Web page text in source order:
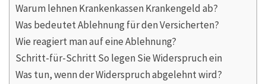
Warum lehnen Krankenkassen Krankengeld ab?
Was bedeutet Ablehnung für den Versicherten?
Wie reagiert man auf eine Ablehnung?
Schritt-für-Schritt So legen Sie Widerspruch ein
Was tun, wenn der Widerspruch abgelehnt wird?